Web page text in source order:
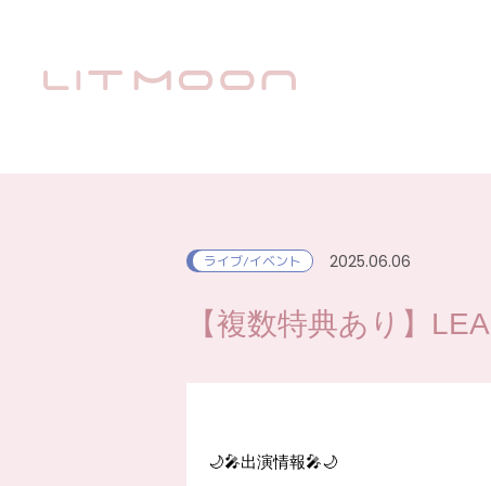
ライブ/イベント 2025.06.06
【複数特典あり】
🌙🎤出演情報🎤🌙